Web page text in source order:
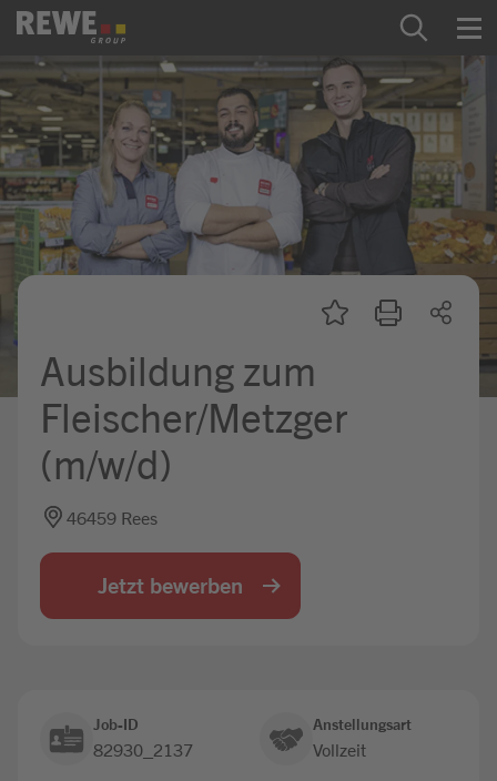
Zum Inhalt springen
Startseite
REWE Group als Arbeitgeber
Ausbildung & Studium
Praktikum & Werkstudium
Mein Kandidat:innenprofil
Ausbildung zum
Fleischer/Metzger
(m/w/d)
46459 Rees
Jetzt bewerben
Job-ID
82930_2137
Anstellungsart
Vollzeit